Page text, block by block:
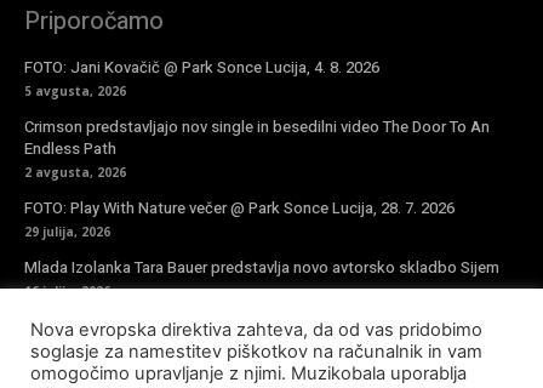
Priporočamo
FOTO: Jani Kovačič @ Park Sonce Lucija, 4. 8. 2026
5 avgusta, 2026
Crimson predstavljajo nov single in besedilni video The Door To An
Endless Path
2 avgusta, 2026
FOTO: Play With Nature večer @ Park Sonce Lucija, 28. 7. 2026
29 julija, 2026
Mlada Izolanka Tara Bauer predstavlja novo avtorsko skladbo Sijem
16 julija, 2026
Vpiši se v novičke
Nova evropska direktiva zahteva, da od vas pridobimo
soglasje za namestitev piškotkov na računalnik in vam
omogočimo upravljanje z njimi. Muzikobala uporablja